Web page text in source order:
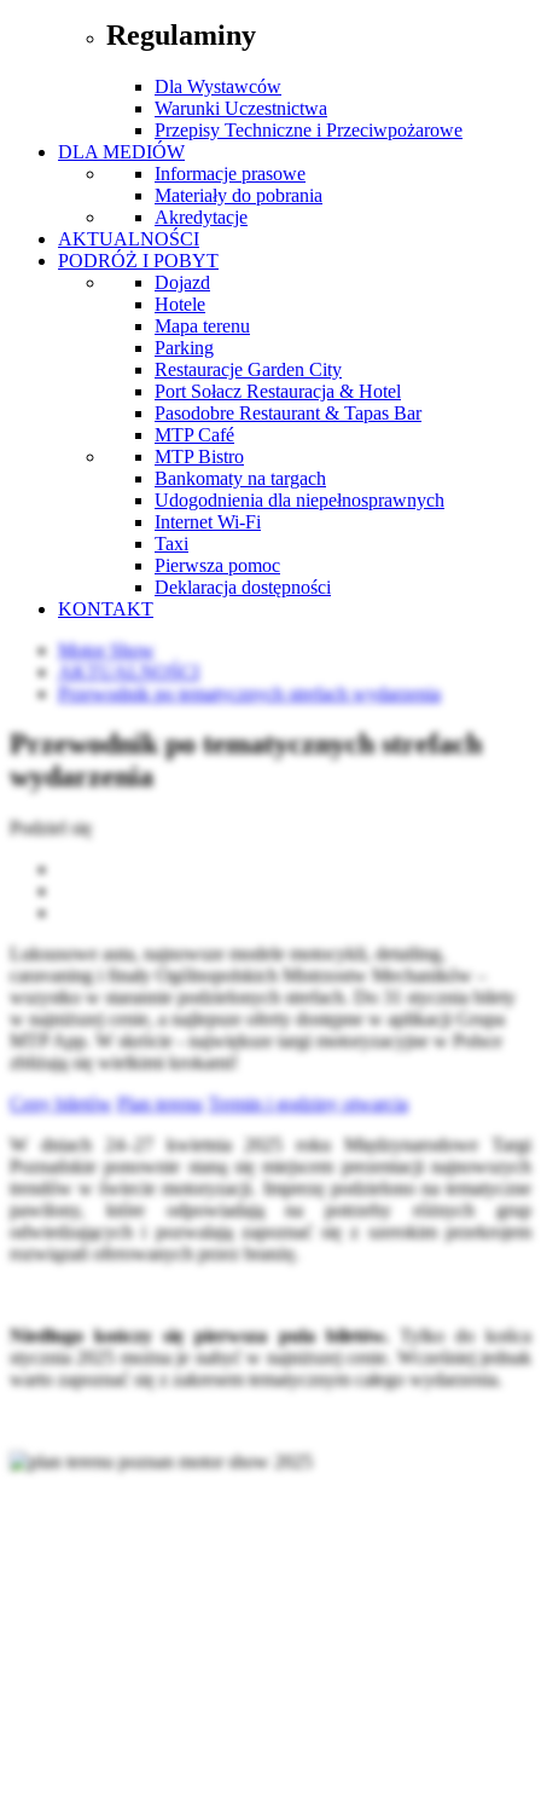
Regulaminy
Dla Wystawców
Warunki Uczestnictwa
Przepisy Techniczne i Przeciwpożarowe
DLA MEDIÓW
Informacje prasowe
Materiały do pobrania
Akredytacje
AKTUALNOŚCI
PODRÓŻ I POBYT
Dojazd
Hotele
Mapa terenu
Parking
Restauracje Garden City
Port Sołacz Restauracja & Hotel
Pasodobre Restaurant & Tapas Bar
MTP Café
MTP Bistro
Bankomaty na targach
Udogodnienia dla niepełnosprawnych
Internet Wi-Fi
Taxi
Pierwsza pomoc
Deklaracja dostępności
KONTAKT
Motor Show
AKTUALNOŚCI
Przewodnik po tematycznych strefach wydarzenia
Przewodnik po tematycznych strefach
wydarzenia
Podziel się
Luksusowe auta, najnowsze modele motocykli, detailing,
caravaning i finały Ogólnopolskich Mistrzostw Mechaników –
wszystko w starannie podzielonych strefach. Do 31 stycznia bilety
w najniższej cenie, a najlepsze oferty dostępne w aplikacji Grupa
MTP App. W skrócie - największe targi motoryzacyjne w Polsce
zbliżają się wielkimi krokami!
Ceny biletów Plan terenu Termin i godziny otwarcia
W dniach 24–27 kwietnia 2025 roku Międzynarodowe Targi
Poznańskie ponownie staną się miejscem prezentacji najnowszych
trendów w świecie motoryzacji. Imprezę podzielono na tematyczne
pawilony, które odpowiadają na potrzeby różnych grup
odwiedzających i pozwalają zapoznać się z szerokim przekrojem
rozwiązań oferowanych przez branżę.
Niedługo kończy się pierwsza pula biletów.Tylko do końca
stycznia 2025 można je nabyć w najniższej cenie. Wcześniej jednak
warto zapoznać się z zakresem tematycznym całego wydarzenia.